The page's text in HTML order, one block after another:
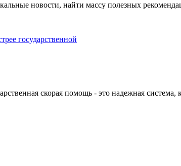
новости, найти массу полезных
государственной
скорая помощь - это надежная система,